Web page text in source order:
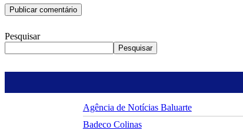
Pesquisar
Pesquisar
Agência de Notícias Baluarte
Badeco Colinas